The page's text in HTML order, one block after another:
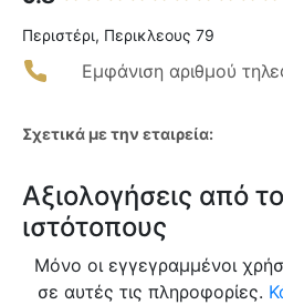
Περιστέρι, Περικλεους 79
Εμφάνιση αριθμού
Σχετικά με την εταιρεία:
Αξιολογήσεις από
ιστότοπους
Μόνο οι εγγεγραμμένοι
σε αυτές τις πληροφορίες.